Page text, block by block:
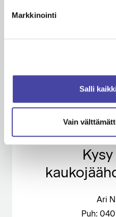
Markkinointi
Salli
Vain
Ari
Puh: 040